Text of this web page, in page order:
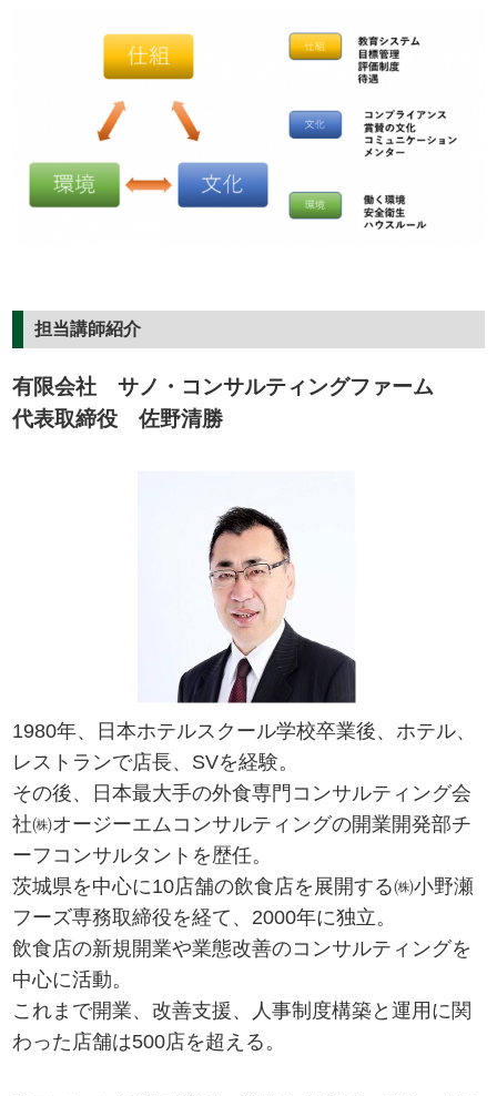
担当講師紹介
有限会社 サノ・コンサルティングファーム
代表取締役 佐野清勝
1980年、日本ホテルスクール学校卒業後、ホテル、
レストランで店長、SVを経験。
その後、日本最大手の外食専門コンサルティング会
社㈱オージーエムコンサルティングの開業開発部チ
ーフコンサルタントを歴任。
茨城県を中心に10店舗の飲食店を展開する㈱小野瀬
フーズ専務取締役を経て、2000年に独立。
飲食店の新規開業や業態改善のコンサルティングを
中心に活動。
これまで開業、改善支援、人事制度構築と運用に関
わった店舗は500店を超える。